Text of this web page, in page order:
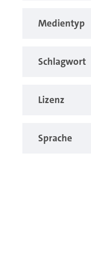
Medientyp
Schlagwort
Lizenz
Sprache